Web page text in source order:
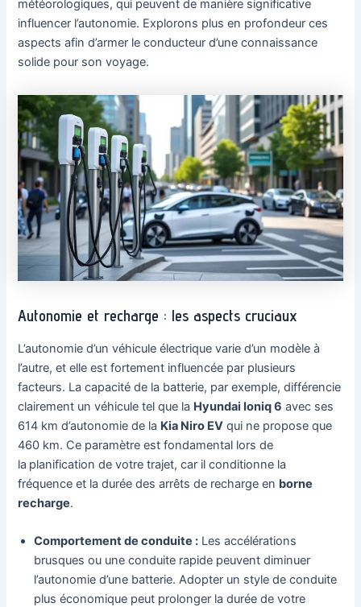
météorologiques, qui peuvent de manière significative
influencer l’autonomie. Explorons plus en profondeur ces
aspects afin d’armer le conducteur d’une connaissance
solide pour son voyage.
Autonomie et recharge : les aspects cruciaux
L’autonomie d’un véhicule électrique varie d’un modèle à
l’autre, et elle est fortement influencée par plusieurs
facteurs. La capacité de la batterie, par exemple, différencie
clairement un véhicule tel que la Hyundai Ioniq 6 avec ses
614 km d’autonomie de la Kia Niro EV qui ne propose que
460 km. Ce paramètre est fondamental lors de
la planification de votre trajet, car il conditionne la
fréquence et la durée des arrêts de recharge en borne
recharge.
Comportement de conduite : Les accélérations
brusques ou une conduite rapide peuvent diminuer
l’autonomie d’une batterie. Adopter un style de conduite
plus économique peut prolonger la durée de votre